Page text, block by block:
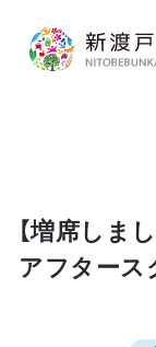
学校
【増席しま
アフタース